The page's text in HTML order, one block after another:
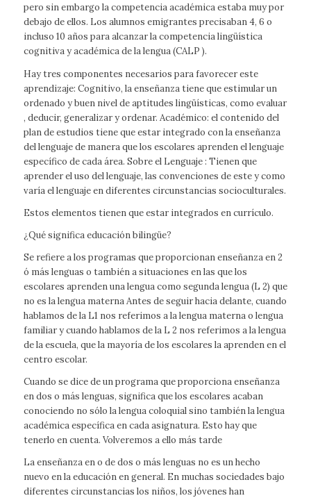
pero sin embargo la competencia académica estaba muy por
debajo de ellos. Los alumnos emigrantes precisaban 4, 6 o
incluso 10 años para alcanzar la competencia lingüística
cognitiva y académica de la lengua (CALP ).
Hay tres componentes necesarios para favorecer este
aprendizaje: Cognitivo, la enseñanza tiene que estimular un
ordenado y buen nivel de aptitudes lingüísticas, como evaluar
, deducir, generalizar y ordenar. Académico: el contenido del
plan de estudios tiene que estar integrado con la enseñanza
del lenguaje de manera que los escolares aprenden el lenguaje
específico de cada área. Sobre el Lenguaje : Tienen que
aprender el uso del lenguaje, las convenciones de este y como
varía el lenguaje en diferentes circunstancias socioculturales.
Estos elementos tienen que estar integrados en currículo.
¿Qué significa educación bilingüe?
Se refiere a los programas que proporcionan enseñanza en 2
ó más lenguas o también a situaciones en las que los
escolares aprenden una lengua como segunda lengua (L 2) que
no es la lengua materna Antes de seguir hacia delante, cuando
hablamos de la L1 nos referimos a la lengua materna o lengua
familiar y cuando hablamos de la L 2 nos referimos a la lengua
de la escuela, que la mayoría de los escolares la aprenden en el
centro escolar.
Cuando se dice de un programa que proporciona enseñanza
en dos o más lenguas, significa que los escolares acaban
conociendo no sólo la lengua coloquial sino también la lengua
académica específica en cada asignatura. Esto hay que
tenerlo en cuenta. Volveremos a ello más tarde
La enseñanza en o de dos o más lenguas no es un hecho
nuevo en la educación en general. En muchas sociedades bajo
diferentes circunstancias los niños, los jóvenes han